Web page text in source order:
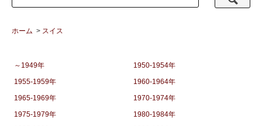
ホーム > スイス
～1949年
1950-1954年
1955-1959年
1960-1964年
1965-1969年
1970-1974年
1975-1979年
1980-1984年